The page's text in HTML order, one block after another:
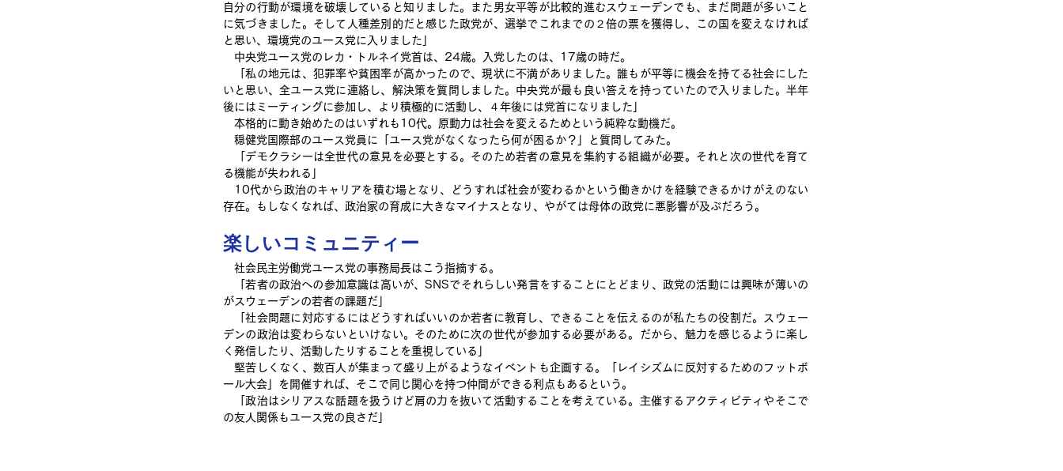
自分の行動が環境を破壊していると知りました。また男女平等が比較的進むスウェーデンでも、まだ問題が多いこと
に気づきました。そして人種差別的だと感じた政党が、選挙でこれまでの２倍の票を獲得し、この国を変えなければ
と思い、環境党のユース党に入りました」
中央党ユース党のレカ・トルネイ党首は、24歳。入党したのは、17歳の時だ。
「私の地元は、犯罪率や貧困率が高かったので、現状に不満がありました。誰もが平等に機会を持てる社会にした
いと思い、全ユース党に連絡し、解決策を質問しました。中央党が最も良い答えを持っていたので入りました。半年
後にはミーティングに参加し、より積極的に活動し、４年後には党首になりました」
本格的に動き始めたのはいずれも10代。原動力は社会を変えるためという純粋な動機だ。
穏健党国際部のユース党員に「ユース党がなくなったら何が困るか？」と質問してみた。
「デモクラシーは全世代の意見を必要とする。そのため若者の意見を集約する組織が必要。それと次の世代を育て
る機能が失われる」
10代から政治のキャリアを積む場となり、どうすれば社会が変わるかという働きかけを経験できるかけがえのない
存在。もしなくなれば、政治家の育成に大きなマイナスとなり、やがては母体の政党に悪影響が及ぶだろう。
楽しいコミュニティー
社会民主労働党ユース党の事務局長はこう指摘する。
「若者の政治への参加意識は高いが、SNSでそれらしい発言をすることにとどまり、政党の活動には興味が薄いの
がスウェーデンの若者の課題だ」
「社会問題に対応するにはどうすればいいのか若者に教育し、できることを伝えるのが私たちの役割だ。スウェー
デンの政治は変わらないといけない。そのために次の世代が参加する必要がある。だから、魅力を感じるように楽し
く発信したり、活動したりすることを重視している」
堅苦しくなく、数百人が集まって盛り上がるようなイベントも企画する。「レイシズムに反対するためのフットボ
ール大会」を開催すれば、そこで同じ関心を持つ仲間ができる利点もあるという。
「政治はシリアスな話題を扱うけど肩の力を抜いて活動することを考えている。主催するアクティビティやそこで
の友人関係もユース党の良さだ」